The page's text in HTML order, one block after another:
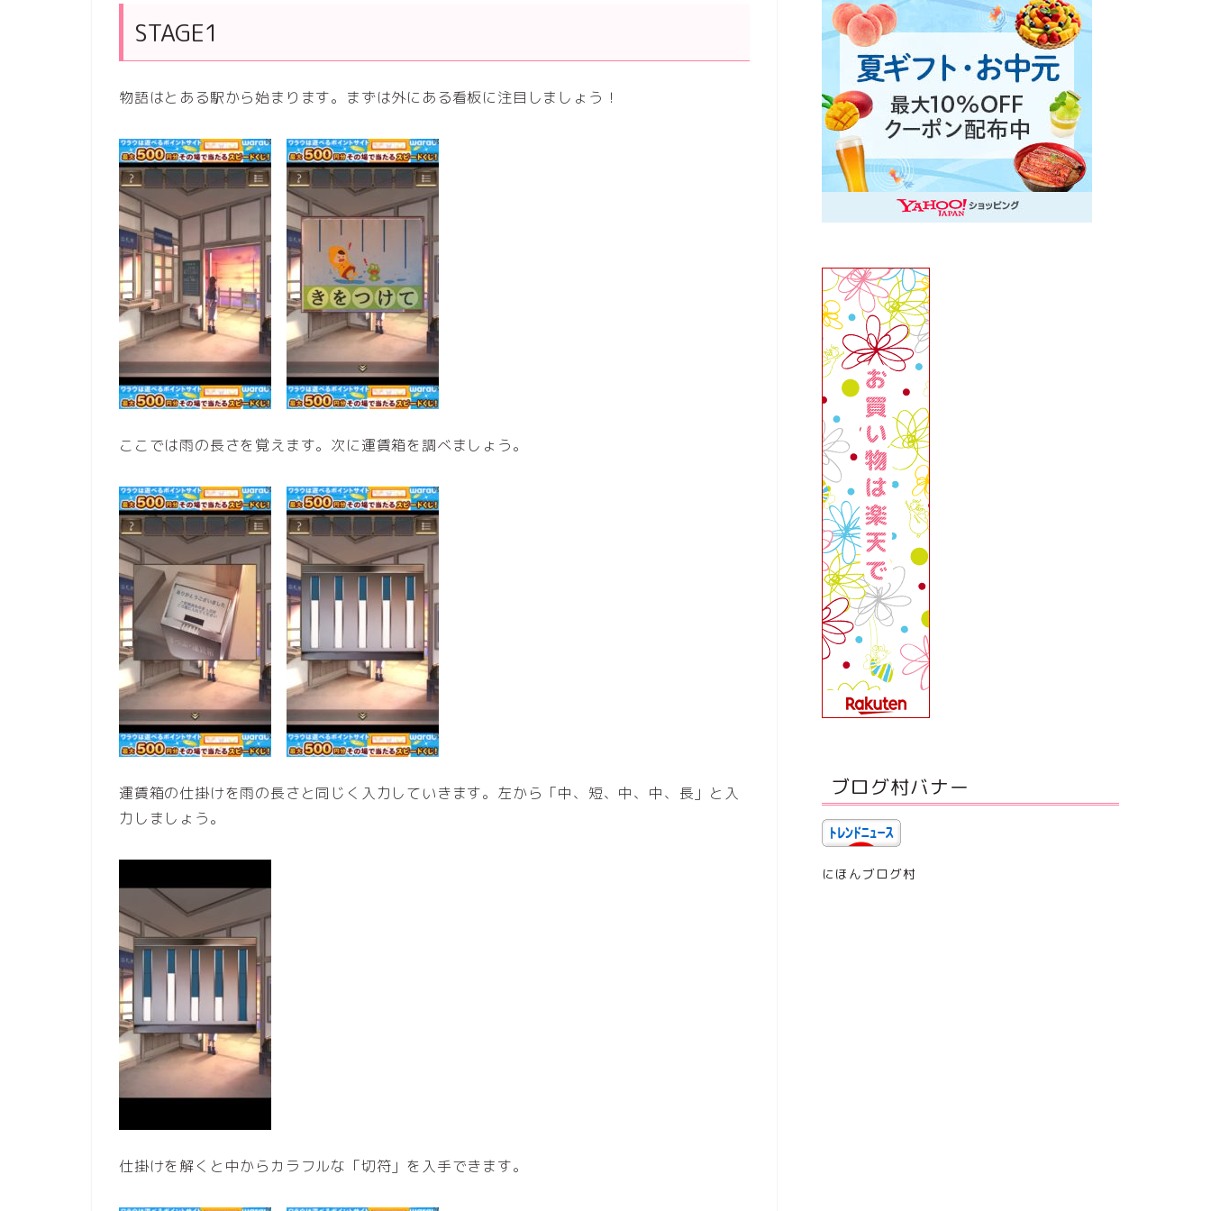
STAGE1
物語はとある駅から始まります。まずは外にある看板に注目しましょう！
ここでは雨の長さを覚えます。次に運賃箱を調べましょう。
運賃箱の仕掛けを雨の長さと同じく入力していきます。左から「中、短、中、中、長」と入
力しましょう。
仕掛けを解くと中からカラフルな「切符」を入手できます。
ブログ村バナー
にほんブログ村